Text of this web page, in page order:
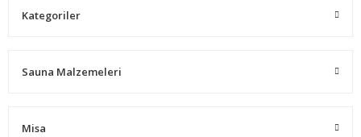
Kategoriler
Sauna Malzemeleri
Misa